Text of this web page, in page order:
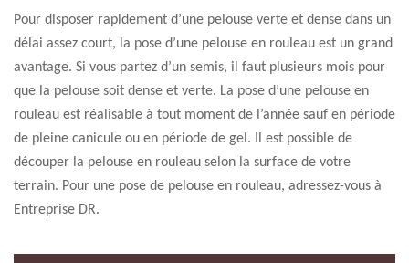
Pour disposer rapidement d’une pelouse verte et dense dans un
délai assez court, la pose d’une pelouse en rouleau est un grand
avantage. Si vous partez d’un semis, il faut plusieurs mois pour
que la pelouse soit dense et verte. La pose d’une pelouse en
rouleau est réalisable à tout moment de l’année sauf en période
de pleine canicule ou en période de gel. Il est possible de
découper la pelouse en rouleau selon la surface de votre
terrain. Pour une pose de pelouse en rouleau, adressez-vous à
Entreprise DR.